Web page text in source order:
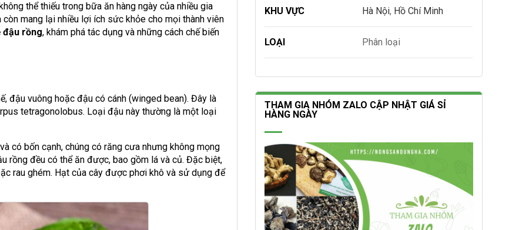
thể thiếu trong bữa ăn hàng ngày của nhiều gia
mang lại nhiều lợi ích sức khỏe cho mọi thành viên
đậu rồng, khám phá tác dụng và những cách chế biến
đậu vuông hoặc đậu có cánh (winged bean). Đây là
tetragonolobus. Loại đậu này thường là một loại
có bốn cạnh, chúng có răng cưa nhưng không mọng
rồng đều có thể ăn được, bao gồm lá và củ. Đặc biệt,
rau ghém. Hạt của cây được phơi khô và sử dụng để
KHU VỰC Hà Nội, Hồ Chí Minh
LOẠI Phân loại
THAM GIA NHÓM ZALO CẬP NHẬT GIÁ SỈ
HÀNG NGÀY